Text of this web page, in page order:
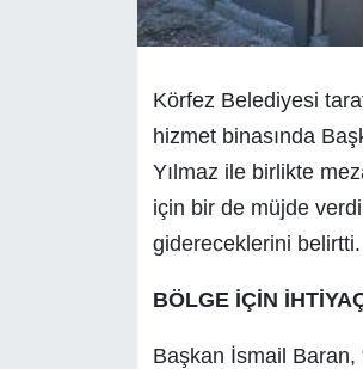
Körfez Belediyesi
hizmet binasında
Yılmaz ile birlikte
için bir de müjde
gidereceklerini belirtti.
BÖLGE İÇİN
Başkan İsmail Baran,